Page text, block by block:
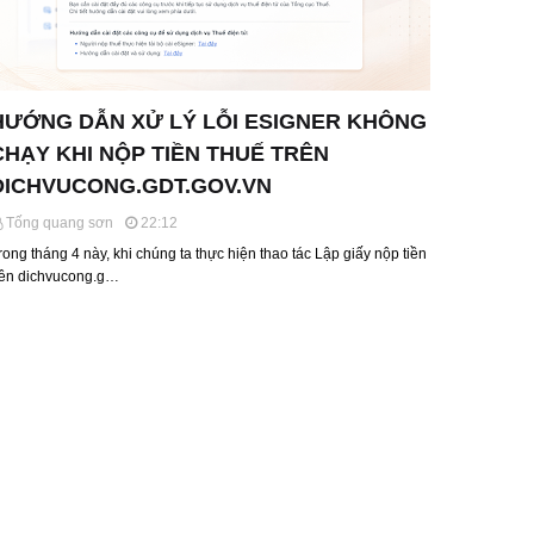
DẪN XỬ LÝ LỖI ESIGNER KHÔNG
KHI NỘP TIỀN THUẾ TRÊN
Tống quang sơn
22:12
tháng 4 này, khi chúng ta thực hiện thao tác Lập giấy nộp tiền
dichvucong.g…